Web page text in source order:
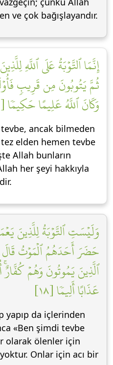
ve çok bağışlayandır.
إِنَّمَا ٱلتَّوۡبَةُ عَلَى ٱللَّهِ
ثُمَّ يَتُوبُونَ مِن قَرِيبٖ
وَكَانَ ٱللَّهُ عَلِيمًا حَكِيمٗا [١٧]
ancak bilmeden
elden hemen tevbe
Allah bunların
her şeyi hakkıyla
وَلَيۡسَتِ ٱلتَّوۡبَةُ لِلَّذِينَ
حَضَرَ أَحَدَهُمُ ٱلۡمَوۡتُ قَالَ
ٱلَّذِينَ يَمُوتُونَ وَهُمۡ
عَذَابًا أَلِيمٗا [١٨]
yapıp da içlerinden
«Ben şimdi tevbe
olarak ölenler için
Onlar için acı bir